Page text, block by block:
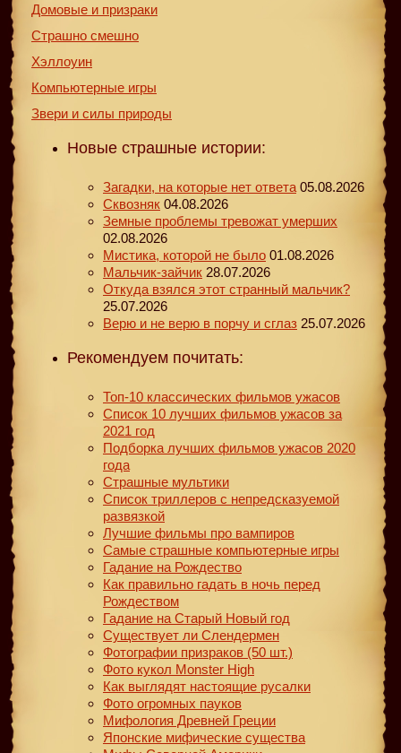
Домовые и призраки
Страшно смешно
Хэллоуин
Компьютерные игры
Звери и силы природы
Новые страшные истории:
Загадки, на которые нет ответа 05.08.2026
Сквозняк 04.08.2026
Земные проблемы тревожат умерших
02.08.2026
Мистика, которой не было 01.08.2026
Мальчик-зайчик 28.07.2026
Откуда взялся этот странный мальчик?
25.07.2026
Верю и не верю в порчу и сглаз 25.07.2026
Рекомендуем почитать:
Топ-10 классических фильмов ужасов
Список 10 лучших фильмов ужасов за
2021 год
Подборка лучших фильмов ужасов 2020
года
Страшные мультики
Список триллеров с непредсказуемой
развязкой
Лучшие фильмы про вампиров
Самые страшные компьютерные игры
Гадание на Рождество
Как правильно гадать в ночь перед
Рождеством
Гадание на Старый Новый год
Существует ли Слендермен
Фотографии призраков (50 шт.)
Фото кукол Monster High
Как выглядят настоящие русалки
Фото огромных пауков
Мифология Древней Греции
Японские мифические существа